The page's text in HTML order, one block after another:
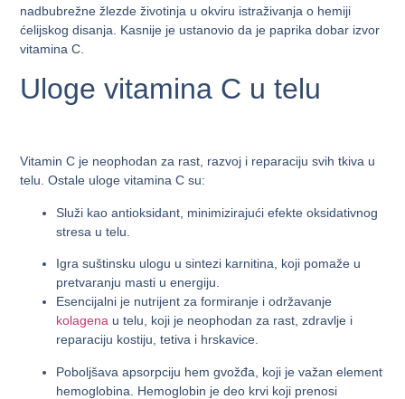
nadbubrežne žlezde životinja u okviru istraživanja o hemiji
ćelijskog disanja. Kasnije je ustanovio da je paprika dobar izvor
vitamina C.
Uloge vitamina C u telu
Vitamin C je neophodan za rast, razvoj i reparaciju svih tkiva u
telu. Ostale uloge vitamina C su:
Služi kao antioksidant, minimizirajući efekte oksidativnog
stresa u telu.
Igra suštinsku ulogu u sintezi karnitina, koji pomaže u
pretvaranju masti u energiju.
Esencijalni je nutrijent za formiranje i održavanje
kolagena u telu, koji je neophodan za rast, zdravlje i
reparaciju kostiju, tetiva i hrskavice.
Poboljšava apsorpciju hem gvožđa, koji je važan element
hemoglobina. Hemoglobin je deo krvi koji prenosi